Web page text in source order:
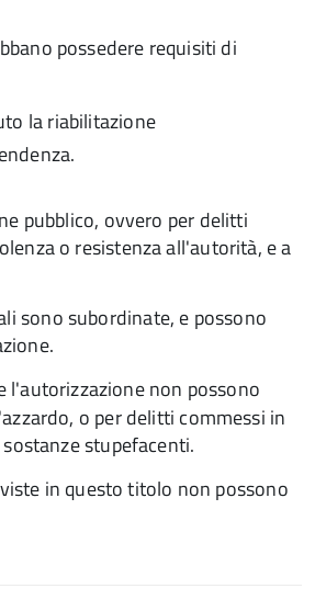
possedere requisiti di
la riabilitazione
pubblico, ovvero per delitti
o resistenza all'autorità, e a
sono subordinate, e possono
l'autorizzazionenon possono
o per delitti commessi in
stupefacenti.
in questo titolo non possono